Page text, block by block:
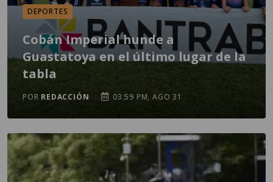
DEPORTES
Cobán Imperial hunde a
Guastatoya en el último lugar de la
tabla
POR REDACCIÓN 03:59 PM, AGO 31